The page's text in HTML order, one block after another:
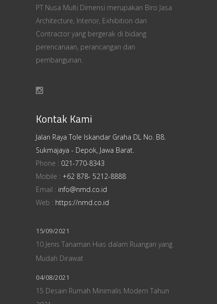
PT Nusa Multi Dimensi merupakan Biro Jasa
Architecture, Interior, Exhibition dan
Contractor yang bergerak di bidang
perencanaan, perancangan dan
pembangunan.
Kontak Kami
Jalan Raya Tole Iskandar Graha DL No. B8.
Sukmajaya - Depok, Jawa Barat.
Phone : 021-770-8343
Mobile : +62 878- 5212-8888
Email : info@nmd.co.id
Web : https://nmd.co.id
15/09/2021
10 Jenis Tanaman Hias dalam Ruangan yang
Mudah Dirawat
04/08/2021
15 Desain Rumah Minimalis Modern Tahun